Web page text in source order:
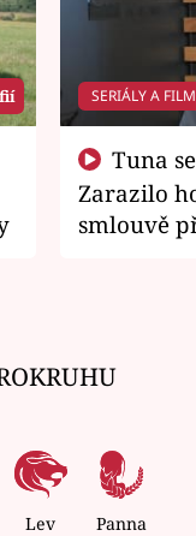
SERIÁLY A
Zarazilo
smlouvě
Lev Panna